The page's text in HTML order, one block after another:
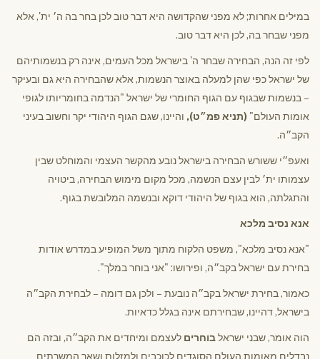
במילים אחרות; לא מפני שהקדושה היא דבר טוב לכן בחר בה ה׳ ית', אלא
מפני שבחר בה, לכן היא דבר טוב.
לפי זה הנה, הבחירה שבחר ה' בישראל מכל העמים, אינה רק בנשמותיהם
של ישראל כפי שהן למעלה באוצר הנשמות, אלא שהבחירה היא גם ובעיקר
– בנשמות שבגוף עם הגוף החומרי של ישראל "הנדמה בחומריותו לגופי
אומות העולם" (תניא פמ״ט), והיינו, שגם הגוף היהודי יקר וחשוב בעיני
הקב״ה.
ואעפ״י ששורש הבחירה בישראל נובע מהקשר העצמי והמוחלט שבין
עצמותו ית׳ לבין עצם הנשמה, מכל מקום מימוש הבחירה, ביטויה
והתגלתה, הוא בגוף של היהודי דוקא ובנשמה המלובשת בגוף.
אנא נסיב מלכא
"אנא נסיב מלכא", משפט הלקוח מתוך משל המופיע במדרש אודות
בחירת עם ישראל בקב״ה, ופירושו: "אני בוחר במלך".
כאמור, בחירת ישראל בקב״ה נובעת – ולכן גם דומה – לבחירת הקב״ה
בישראל, דהיינו, שבחירתם אינה בגלל כדאיות.
הוה אומר, שבני ישראלבוחרים לעצמם ומיחדים את הקב״ה, ובזה הם
נבדלים מאומות העולם הסוגדים לכוכבים ולמזלות ושאר המשרתים